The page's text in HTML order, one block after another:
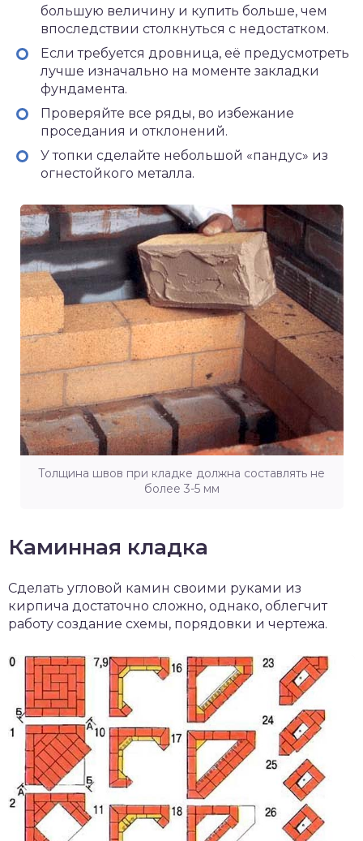
большую величину и купить больше, чем
впоследствии столкнуться с недостатком.
Если требуется дровница, её предусмотреть
лучше изначально на моменте закладки
фундамента.
Проверяйте все ряды, во избежание
проседания и отклонений.
У топки сделайте небольшой «пандус» из
огнестойкого металла.
Толщина швов при кладке должна составлять не
более 3-5 мм
Каминная кладка
Сделать угловой камин своими руками из
кирпича достаточно сложно, однако, облегчит
работу создание схемы, порядовки и чертежа.